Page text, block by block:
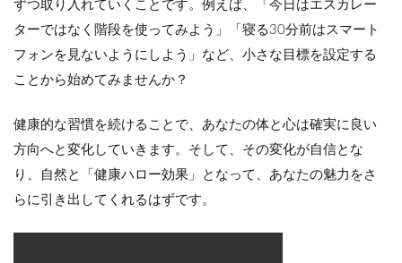
ずつ取り入れていくこと です。例えば、「今日はエスカレー
ターではなく階段を使ってみよう」「寝る30分前はスマート
フォンを見ないようにしよう」など、小さな目標を設定する
ことから始めてみませんか？
健康的な習慣を続けることで、あなたの体と心は確実に良い
方向へと変化していきます。そして、その変化が自信とな
り、自然と「健康ハロー効果」となって、あなたの魅力をさ
らに引き出してくれるはずです。